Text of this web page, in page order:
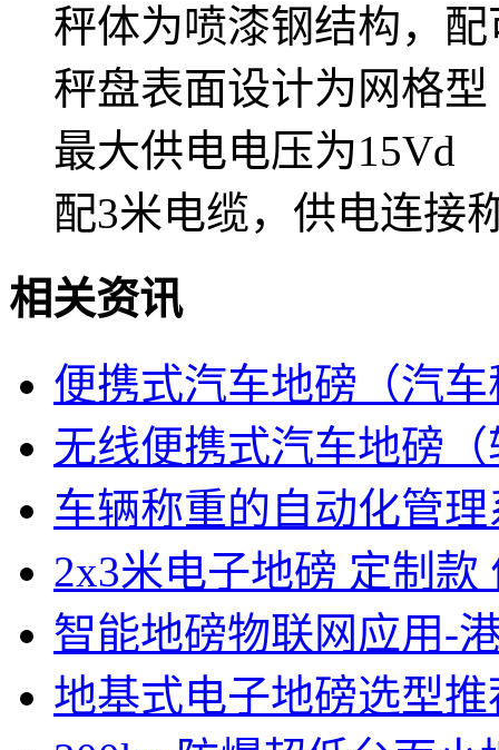
秤体为喷漆钢结构，
秤盘表面设计为网格型
最大供电电压为15Vd
配3米电缆，供电连接
相关资讯
便携式汽车地磅（汽
无线便携式汽车地磅
车辆称重的自动化管
2x3米电子地磅 定制款
智能地磅物联网应用-
地基式电子地磅选型推